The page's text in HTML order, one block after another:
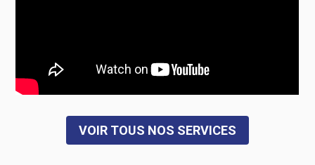
VOIR TOUS NOS SERVICES